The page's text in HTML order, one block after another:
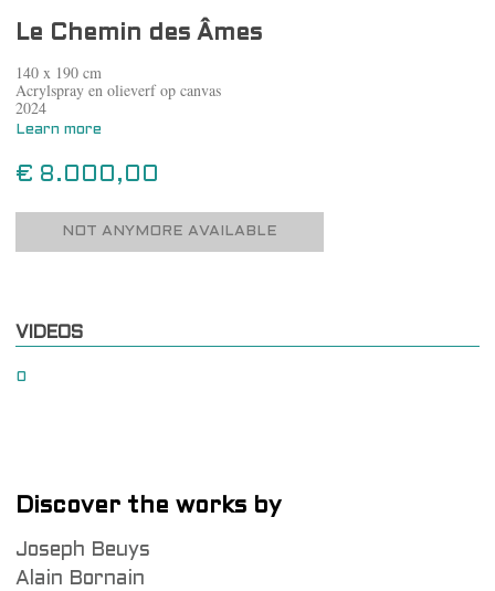
Le Chemin des Âmes
140 x 190 cm
Acrylspray en olieverf op canvas
2024
Learn more
€ 8.000,00
NOT ANYMORE AVAILABLE
VIDEOS
0
Discover the works by
Joseph Beuys
Alain Bornain